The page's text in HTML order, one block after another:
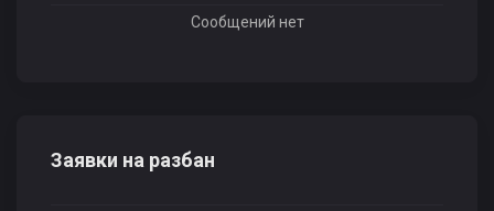
Сообщений нет
Заявки на разбан